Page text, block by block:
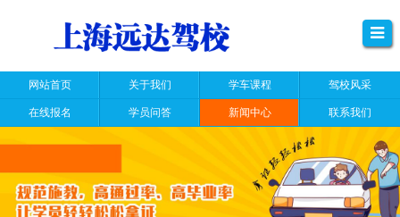
网站首页 关于我们 学车课程 驾校风采
在线报名 学员问答 新闻中心 联系我们